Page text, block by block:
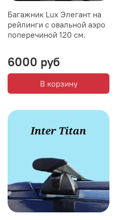
Багажник Lux Элегант на
рейлинги с овальной аэро
поперечиной 120 см.
6000 руб
В корзину